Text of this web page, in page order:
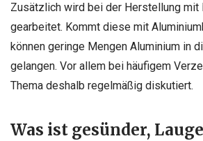
Zusätzlich wird bei der Herstellung mit
gearbeitet. Kommt diese mit
können geringe Mengen Aluminium in
gelangen. Vor allem bei häufigem
Thema deshalb regelmäßig diskutiert.
Was ist gesünder,